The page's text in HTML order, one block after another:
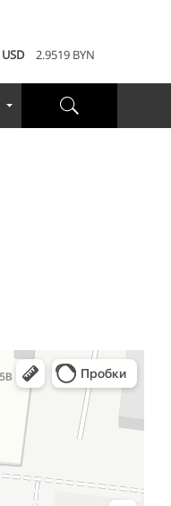
USD
2.9519 BYN
3.4231 BYN
2.9519 BYN